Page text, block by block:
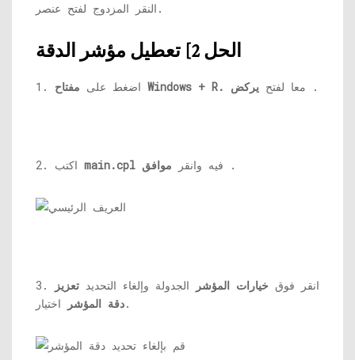
النقر المزدوج لفتح عنصر.
الحل 2] تعطيل مؤشر الدقة
1. اضغط على مفتاح Windows + R. معا لفتح يركض .
main.cpl فيه وانقر موافق .
3. انقر فوق خيارات المؤشر الجدولة وإلغاء التحديد تعزيز
دقة المؤشراختيار.